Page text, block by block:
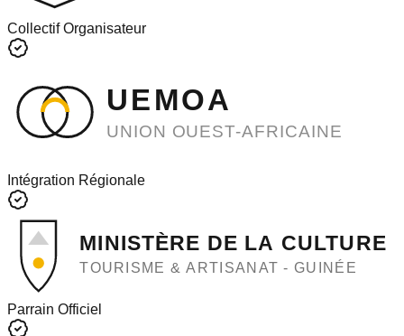
Collectif Organisateur
UEMOA
UNION OUEST-AFRICAINE
Intégration Régionale
MINISTÈRE DE LA CULTURE
TOURISME & ARTISANAT - GUINÉE
Parrain Officiel